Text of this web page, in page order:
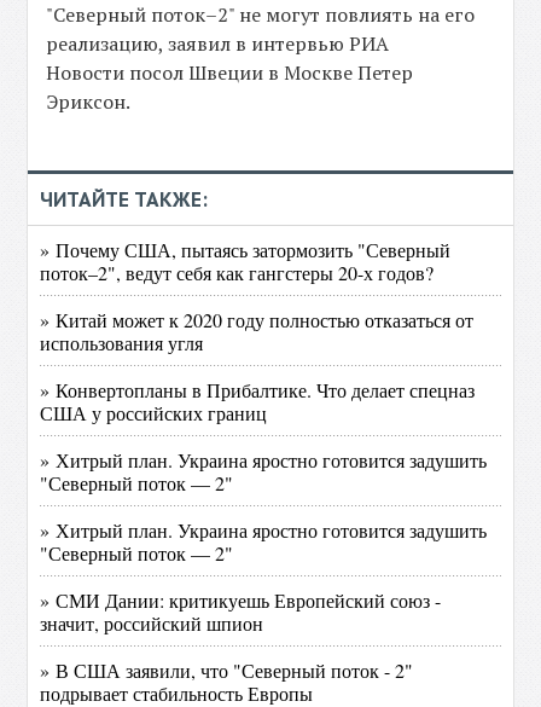
"Северный поток–2" не могут повлиять на его
реализацию, заявил в интервью РИА
Новости посол Швеции в Москве Петер
Эриксон.
ЧИТАЙТЕ ТАКЖЕ:
» Почему США, пытаясь затормозить "Северный
поток–2", ведут себя как гангстеры 20-х годов?
» Китай может к 2020 году полностью отказаться от
использования угля
» Конвертопланы в Прибалтике. Что делает спецназ
США у российских границ
» Хитрый план. Украина яростно готовится задушить
"Северный поток — 2"
» Хитрый план. Украина яростно готовится задушить
"Северный поток — 2"
» СМИ Дании: критикуешь Европейский союз -
значит, российский шпион
» В США заявили, что "Северный поток - 2"
подрывает стабильность Европы